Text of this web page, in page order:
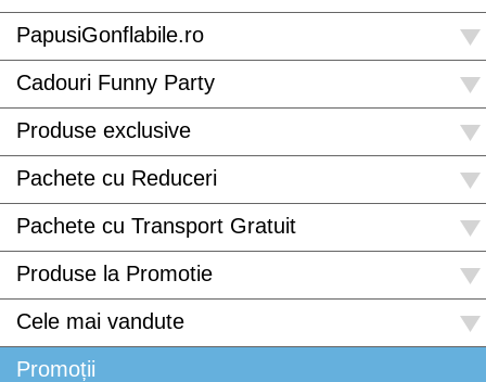
PapusiGonflabile.ro
Cadouri Funny Party
Produse exclusive
Pachete cu Reduceri
Pachete cu Transport Gratuit
Produse la Promotie
Cele mai vandute
Promoții